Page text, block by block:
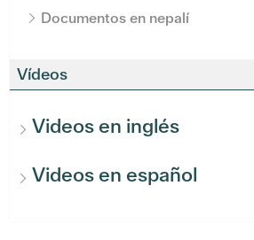
Documentos en nepalí
Vídeos
Videos en inglés
Videos en español